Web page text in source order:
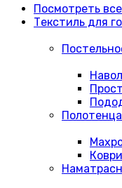
Посмотреть
Текстиль для